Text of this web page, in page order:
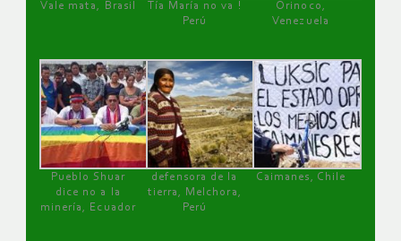
Vale mata, Brasil
Tía María no va !
Perú
Orinoco,
Venezuela
Pueblo Shuar
dice no a la
minería, Ecuador
defensora de la
tierra, Melchora,
Perú
Caimanes, Chile